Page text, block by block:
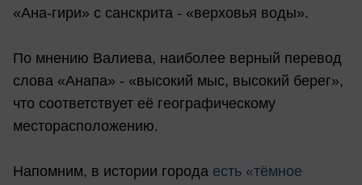
«Ана-гири» с санскрита - «верховья воды».
По мнению Валиева, наиболее верный перевод
слова «Анапа» - «высокий мыс, высокий берег»,
что соответствует её географическому
месторасположению.
Напомним, в истории города есть «тёмное